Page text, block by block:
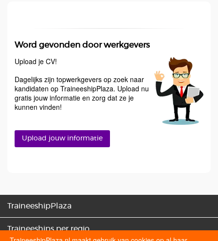
Word gevonden door werkgevers
Upload je CV!
Dagelijks zijn topwerkgevers op zoek naar
kandidaten op TraineeshipPlaza. Upload nu
gratis jouw informatie en zorg dat ze je
kunnen vinden!
Upload jouw informatie
TraineeshipPlaza
Traineeships per regio